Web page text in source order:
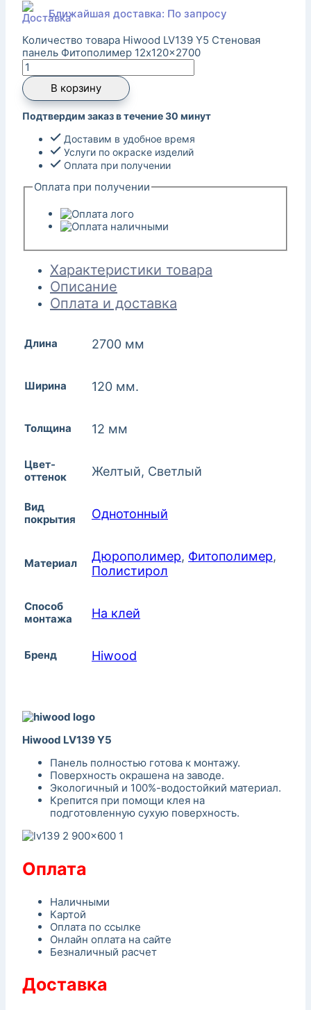
Ближайшая доставка: По запросу
Количество товара Hiwood LV139 Y5 Стеновая
панель Фитополимер 12x120x2700
В корзину
Подтвердим заказ в течение 30 минут
Доставим в удобное время
Услуги по окраске изделий
Оплата при получении
Оплата при получении
Характеристики товара
Описание
Оплата и доставка
Длина 2700 мм
Ширина 120 мм.
Толщина 12 мм
Цвет-
оттенок
Желтый, Светлый
Вид
покрытия
Однотонный
Материал Дюрополимер, Фитополимер,
Полистирол
Способ
монтажа
На клей
Бренд Hiwood
Hiwood LV139 Y5
Панель полностью готова к монтажу.
Поверхность окрашена на заводе.
Экологичный и 100%-водостойкий материал.
Крепится при помощи клея на
подготовленную сухую поверхность.
Оплата
Наличными
Картой
Оплата по ссылке
Онлайн оплата на сайте
Безналичный расчет
Доставка